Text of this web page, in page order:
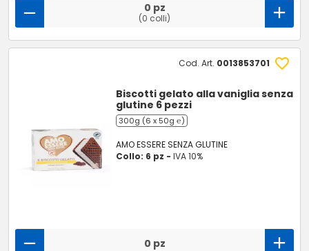
0 pz
(0 colli)
Cod. Art. 0013853701
Biscotti gelato alla vaniglia senza
glutine 6 pezzi
300g (6 x 50g ℮)
AMO ESSERE SENZA GLUTINE
Collo: 6 pz -IVA 10%
0 pz